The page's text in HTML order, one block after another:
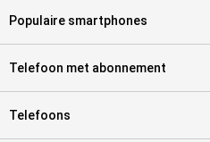
Populaire smartphones
Telefoon met abonnement
Telefoons